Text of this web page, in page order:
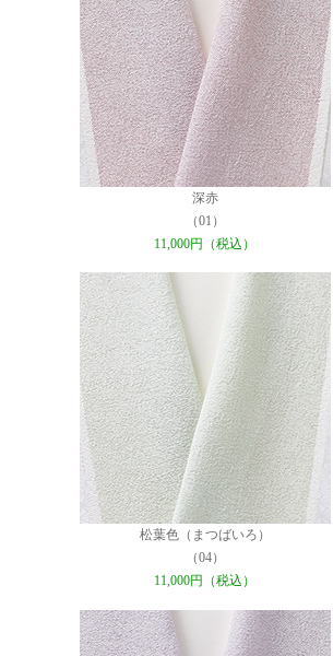
深赤
（01）
11,000円（税込）
松葉色（まつばいろ）
（04）
11,000円（税込）